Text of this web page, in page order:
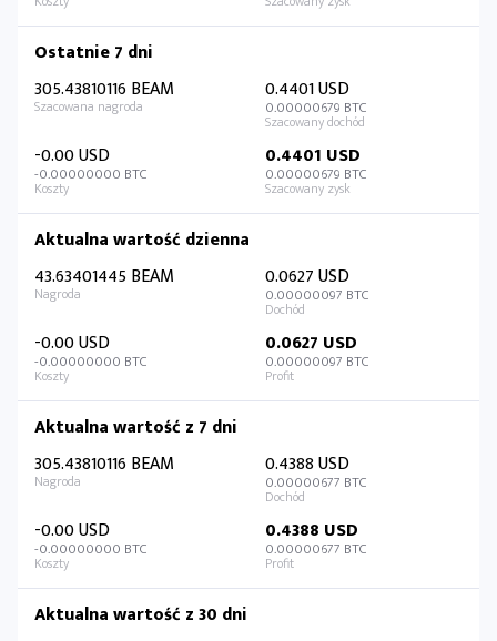
Ostatnie 7 dni
305.43810116 BEAM
0.4401 USD
0.00000679 BTC
-0.00 USD
-0.00000000 BTC
0.4401 USD
0.00000679 BTC
Aktualna wartość dzienna
43.63401445 BEAM
0.0627 USD
0.00000097 BTC
-0.00 USD
-0.00000000 BTC
0.0627 USD
0.00000097 BTC
Aktualna wartość z 7 dni
305.43810116 BEAM
0.4388 USD
0.00000677 BTC
-0.00 USD
-0.00000000 BTC
0.4388 USD
0.00000677 BTC
Aktualna wartość z 30 dni